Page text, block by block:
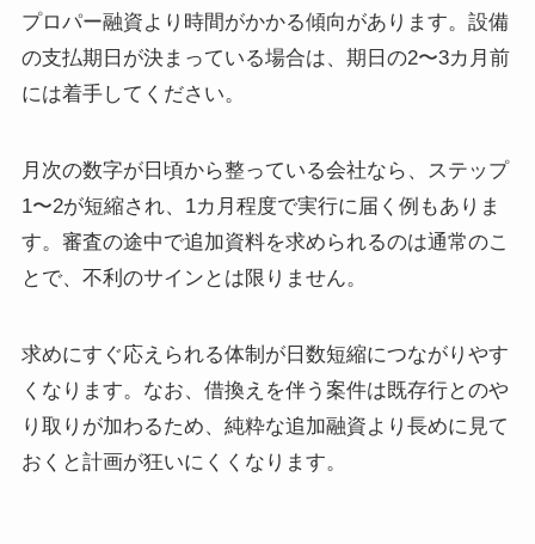
プロパー融資より時間がかかる傾向があります。設備
の支払期日が決まっている場合は、期日の2〜3カ月前
には着手してください。
月次の数字が日頃から整っている会社なら、ステップ
1〜2が短縮され、1カ月程度で実行に届く例もありま
す。審査の途中で追加資料を求められるのは通常のこ
とで、不利のサインとは限りません。
求めにすぐ応えられる体制が日数短縮につながりやす
くなります。なお、借換えを伴う案件は既存行とのや
り取りが加わるため、純粋な追加融資より長めに見て
おくと計画が狂いにくくなります。